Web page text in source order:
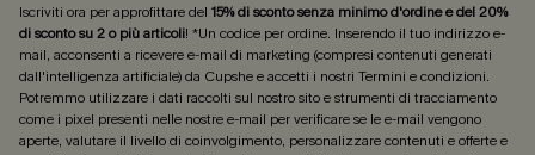
Iscriviti ora per approfittare del 15% di sconto senza minimo d'ordine e del 20%
di sconto su 2 o più articoli! *Un codice per ordine. Inserendo il tuo indirizzo e-
mail, acconsenti a ricevere e-mail di marketing (compresi contenuti generati
dall'intelligenza artificiale) da Cupshe e accetti i nostri Termini e condizioni.
Potremmo utilizzare i dati raccolti sul nostro sito e strumenti di tracciamento
come i pixel presenti nelle nostre e-mail per verificare se le e-mail vengono
aperte, valutare il livello di coinvolgimento, personalizzare contenuti e offerte e